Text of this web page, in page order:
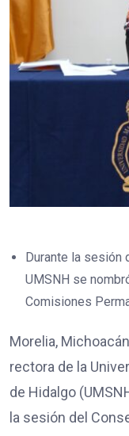
Durante la sesión
UMSNH se
Comisiones
Morelia,
rectora de la
de Hidalgo
la sesión del